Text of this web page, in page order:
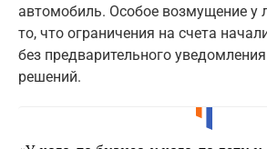
автомобиль. Особое возмущение у
то, что ограничения на счета
без предварительного
решений.